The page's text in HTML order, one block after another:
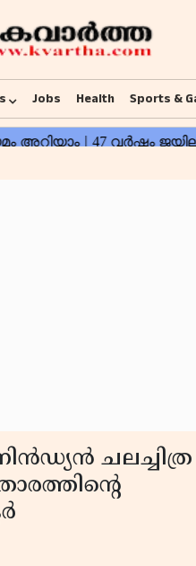
Jobs Health Sports &
ചലച്ചിത്ര